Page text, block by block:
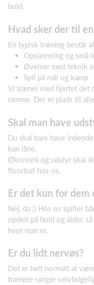
hold.
Hvad sker der til
En typisk træning består
Opvarmning og små
Øvelser med teknik
Spil på mål og kamp
Vi træner med hjertet det
ramme. Der er plads til
Skal man have
Du skal bare have
kan låne.
Økonomi og udstyr skal
floorball hos os.
Er det kun for dem
Nej, da ;) Hos os spiller
opdelt på hold og alder,
hvor man er.
Er du lidt nervøs?
Det er helt normalt at
trænere sørger